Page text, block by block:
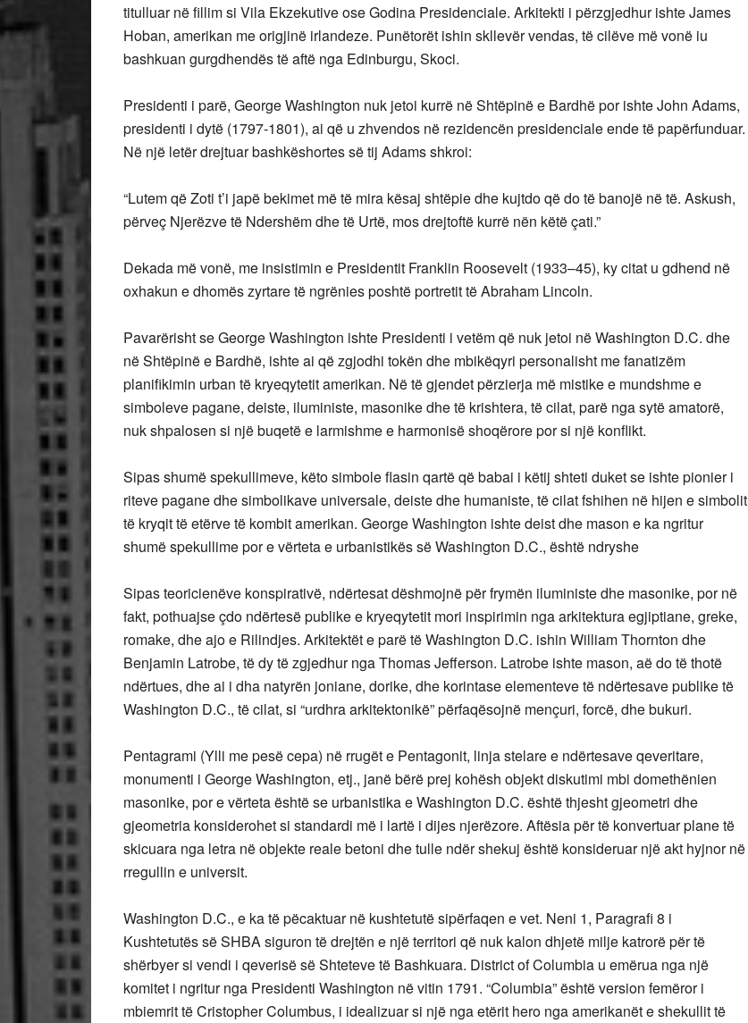
titulluar në fillim si Vila Ekzekutive ose Godina Presidenciale. Arkitekti i përzgjedhur ishte James
Hoban, amerikan me origjinë irlandeze. Punëtorët ishin skllevër vendas, të cilëve më vonë iu
bashkuan gurgdhendës të aftë nga Edinburgu, Skoci.
Presidenti i parë, George Washington nuk jetoi kurrë në Shtëpinë e Bardhë por ishte John Adams,
presidenti i dytë (1797-1801), ai që u zhvendos në rezidencën presidenciale ende të papërfunduar.
Në një letër drejtuar bashkëshortes së tij Adams shkroi:
“Lutem që Zoti t’i japë bekimet më të mira kësaj shtëpie dhe kujtdo që do të banojë në të. Askush,
përveç Njerëzve të Ndershëm dhe të Urtë, mos drejtoftë kurrë nën këtë çati.”
Dekada më vonë, me insistimin e Presidentit Franklin Roosevelt (1933–45), ky citat u gdhend në
oxhakun e dhomës zyrtare të ngrënies poshtë portretit të Abraham Lincoln.
Pavarërisht se George Washington ishte Presidenti i vetëm që nuk jetoi në Washington D.C. dhe
në Shtëpinë e Bardhë, ishte ai që zgjodhi tokën dhe mbikëqyri personalisht me fanatizëm
planifikimin urban të kryeqytetit amerikan. Në të gjendet përzierja më mistike e mundshme e
simboleve pagane, deiste, iluministe, masonike dhe të krishtera, të cilat, parë nga sytë amatorë,
nuk shpalosen si një buqetë e larmishme e harmonisë shoqërore por si një konflikt.
Sipas shumë spekullimeve, këto simbole flasin qartë që babai i këtij shteti duket se ishte pionier i
riteve pagane dhe simbolikave universale, deiste dhe humaniste, të cilat fshihen në hijen e simbolit
të kryqit të etërve të kombit amerikan. George Washington ishte deist dhe mason e ka ngritur
shumë spekullime por e vërteta e urbanistikës së Washington D.C., është ndryshe
Sipas teoricienëve konspirativë, ndërtesat dëshmojnë për frymën iluministe dhe masonike, por në
fakt, pothuajse çdo ndërtesë publike e kryeqytetit mori inspirimin nga arkitektura egjiptiane, greke,
romake, dhe ajo e Rilindjes. Arkitektët e parë të Washington D.C. ishin William Thornton dhe
Benjamin Latrobe, të dy të zgjedhur nga Thomas Jefferson. Latrobe ishte mason, aë do të thotë
ndërtues, dhe ai i dha natyrën joniane, dorike, dhe korintase elementeve të ndërtesave publike të
Washington D.C., të cilat, si “urdhra arkitektonikë” përfaqësojnë mençuri, forcë, dhe bukuri.
Pentagrami (Ylli me pesë cepa) në rrugët e Pentagonit, linja stelare e ndërtesave qeveritare,
monumenti i George Washington, etj., janë bërë prej kohësh objekt diskutimi mbi domethënien
masonike, por e vërteta është se urbanistika e Washington D.C. është thjesht gjeometri dhe
gjeometria konsiderohet si standardi më i lartë i dijes njerëzore. Aftësia për të konvertuar plane të
skicuara nga letra në objekte reale betoni dhe tulle ndër shekuj është konsideruar një akt hyjnor në
rregullin e universit.
Washington D.C., e ka të pëcaktuar në kushtetutë sipërfaqen e vet. Neni 1, Paragrafi 8 i
Kushtetutës së SHBA siguron të drejtën e një territori që nuk kalon dhjetë milje katrorë për të
shërbyer si vendi i qeverisë së Shteteve të Bashkuara. District of Columbia u emërua nga një
komitet i ngritur nga Presidenti Washington në vitin 1791. “Columbia” është version femëror i
mbiemrit të Cristopher Columbus, i idealizuar si një nga etërit hero nga amerikanët e shekullit të